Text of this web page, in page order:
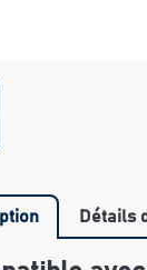
Détails